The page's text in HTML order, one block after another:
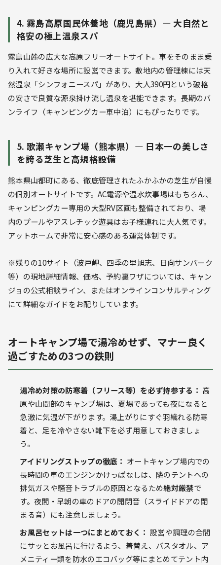
4. 霧島高原国民休養地（鹿児島県）— 大自然と
格安の極上温泉スパ
霧島山麓の広大な高原フリーオートサイト。車をそのまま乗
り入れて好きな場所に設営できます。敷地内の管理棟には天
然温泉「シンフォニースパ」があり、大人390円という破格
の安さで良質な源泉掛け流し温泉を堪能できます。長期のバ
ンライフ（キャンピングカー車中泊）にもぴったりです。
5. 歌瀬キャンプ場（熊本県）— 日本一の美しさ
を誇る芝生と高規格設備
熊本県山都町にある、徹底管理されたふかふかの芝生が自慢
の個別オートサイトです。AC電源や温水炊事場はもちろん、
キャンピングカー専用の大型RV区画も整備されており、場
内のプールやアスレチック遊具はお子様連れに大人気です。
アットホームで非常に安心感のある運営体制です。
※残りの10サイト（波戸岬、四季の里旭志、日向サンパーク
等）の現地詳細情報、価格、予約裏ワザについては、キャン
ジョの公式相談ライン、またはオンラインコンサルティング
にて詳細なガイドをお配りしています。
オートキャンプ場で湯冷めせず、マナー良く
過ごすための3つの鉄則
湯冷め対策の防寒着（フリース等）を必ず持参する： 高
原や山間部のキャンプ場は、夏場であっても夜になると
急激に気温が下がります。湯上がりにすぐ羽織れる防寒
着と、足を冷やさない靴下を必ず用意しておきましょ
う。
アイドリングストップの徹底： オートキャンプ場内での
長時間の車のエンジンかけっぱなしは、隣のテントへの
排気ガスや騒音トラブルの原因となるため絶対厳禁で
す。夜間・早朝の車のドアの開閉音（スライドドアの閉
まる音）にも注意しましょう。
お風呂セットは一つにまとめておく： 設営や調理の合間
にサッとお風呂に行けるよう、着替え、バスタオル、ア
メニティー類を防水のエコバッグ等にまとめてテント内